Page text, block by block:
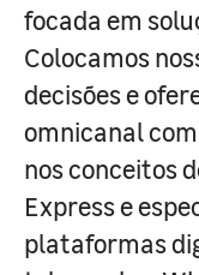
focada em
Colocamos
decisões e
omnicanal
nos conceitos
Express e
plataformas